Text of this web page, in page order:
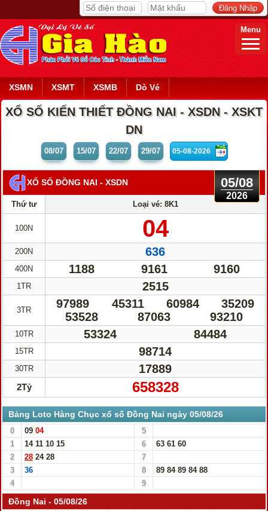
Menu
XSMN XSMT XSMB Dò Vé
XỔ SỐ KIẾN THIẾT ĐỒNG NAI - XSDN - XSKT
DN
08/07 15/07 22/07 29/07
XỔ SỐ ĐỒNG NAI - XSDN 05/08
2026
Thứ tư Loại vé: 8K1
100N 04
200N 636
400N 1188 9161 9160
1TR 2515
3TR 97989 45311 60984
35209
53528
87063 93210
10TR 53324 84484
15TR 98714
30TR 17889
2Tỷ 658328
Bảng Loto Hàng Chục xổ số Đồng Nai ngày 05/08/26
0 09 04
5
1
14 11 10 15 6 63 61 60
2
28 24 28
7
3
36 8 89 84 89 84 88
4
9
Đồng Nai - 05/08/26